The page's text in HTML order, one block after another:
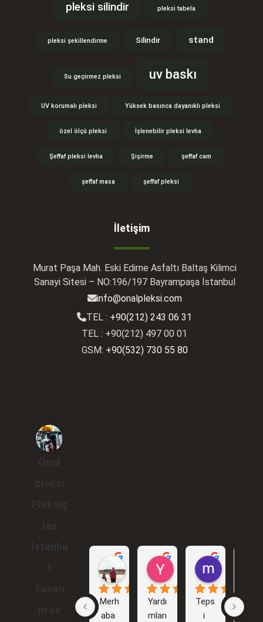
pleksi silindir pleksi tabela
pleksi şekillendirme Silindir stand
Su geçirmez pleksi uv baskı
UV korumalı pleksi Yüksek basınca dayanıklı pleksi
özel ölçü pleksi İşlenebilir pleksi levha
Şeffaf pleksi levha Şişirme şeffaf cam
şeffaf masa şeffaf pleksi
İletişim
Murat Paşa Mah. Eski Edirne Asfaltı Baltaş Kilimci
Sanayi Sitesi – NO:196/197 Bayrampaşa İstanbul
info@onalpleksi.com
TEL : +90(212) 243 06 31
TEL : +90(212) 497 00 01
GSM: +90(532) 730 55 80
Gökhan Araçlı
1 yıl önce
Merh
aba
Yunus Karakuş
2 yıl önce
Yardı
mları
murat
Teps
i
işimd